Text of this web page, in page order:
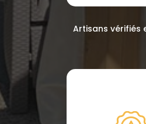
Artisans vérifiés